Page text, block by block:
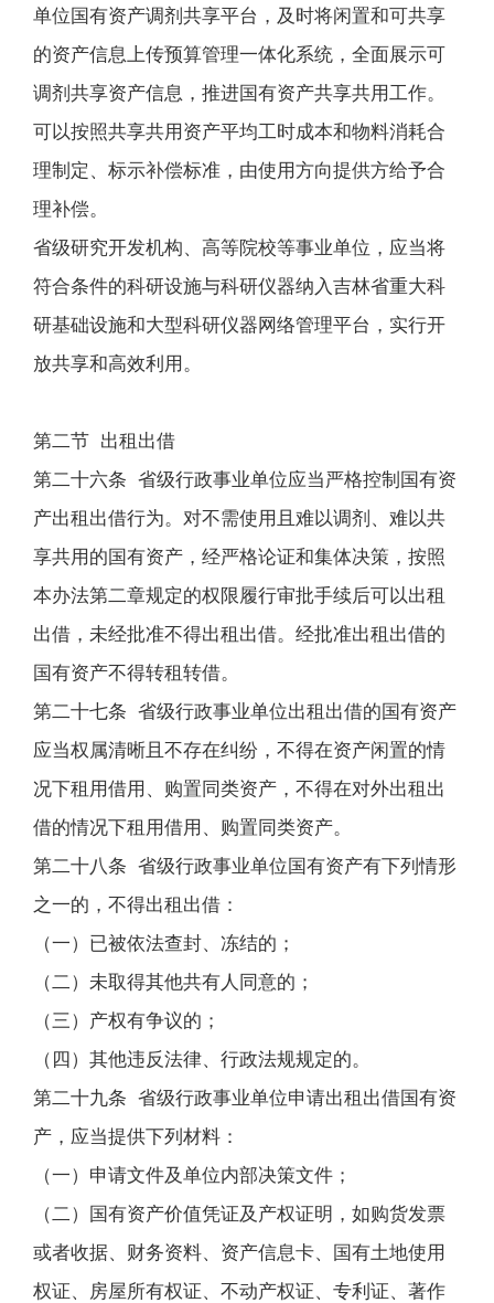
单位国有资产调剂共享平台，及时将闲置和可共享
的资产信息上传预算管理一体化系统，全面展示可
调剂共享资产信息，推进国有资产共享共用工作。
可以按照共享共用资产平均工时成本和物料消耗合
理制定、标示补偿标准，由使用方向提供方给予合
理补偿。
省级研究开发机构、高等院校等事业单位，应当将
符合条件的科研设施与科研仪器纳入吉林省重大科
研基础设施和大型科研仪器网络管理平台，实行开
放共享和高效利用。
第二节 出租出借
第二十六条 省级行政事业单位应当严格控制国有资
产出租出借行为。对不需使用且难以调剂、难以共
享共用的国有资产，经严格论证和集体决策，按照
本办法第二章规定的权限履行审批手续后可以出租
出借，未经批准不得出租出借。经批准出租出借的
国有资产不得转租转借。
第二十七条 省级行政事业单位出租出借的国有资产
应当权属清晰且不存在纠纷，不得在资产闲置的情
况下租用借用、购置同类资产，不得在对外出租出
借的情况下租用借用、购置同类资产。
第二十八条 省级行政事业单位国有资产有下列情形
之一的，不得出租出借：
（一）已被依法查封、冻结的；
（二）未取得其他共有人同意的；
（三）产权有争议的；
（四）其他违反法律、行政法规规定的。
第二十九条 省级行政事业单位申请出租出借国有资
产，应当提供下列材料：
（一）申请文件及单位内部决策文件；
（二）国有资产价值凭证及产权证明，如购货发票
或者收据、财务资料、资产信息卡、国有土地使用
权证、房屋所有权证、不动产权证、专利证、著作